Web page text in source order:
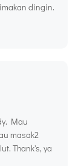
dingin.
Mau
masak2
Thank's, ya